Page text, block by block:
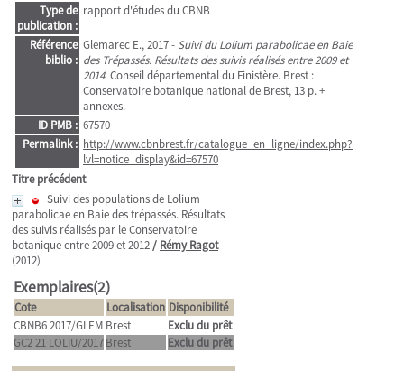
Type de
publication :
rapport d'études du CBNB
Référence
biblio :
Glemarec E., 2017 - Suivi du Lolium parabolicae en Baie
des Trépassés. Résultats des suivis réalisés entre 2009 et
2014. Conseil départemental du Finistère. Brest :
Conservatoire botanique national de Brest, 13 p. +
annexes.
ID PMB : 67570
Permalink : http://www.cbnbrest.fr/catalogue_en_ligne/index.php?
lvl=notice_display&id=67570
Titre précédent
Suivi des populations de Lolium
parabolicae en Baie des trépassés. Résultats
des suivis réalisés par le Conservatoire
botanique entre 2009 et 2012/ Rémy Ragot
(2012)
Exemplaires(2)
Cote Localisation Disponibilité
CBNB6 2017/GLEM Brest
Exclu du prêt
GC2 21 LOLIU/2017Brest Exclu du prêt